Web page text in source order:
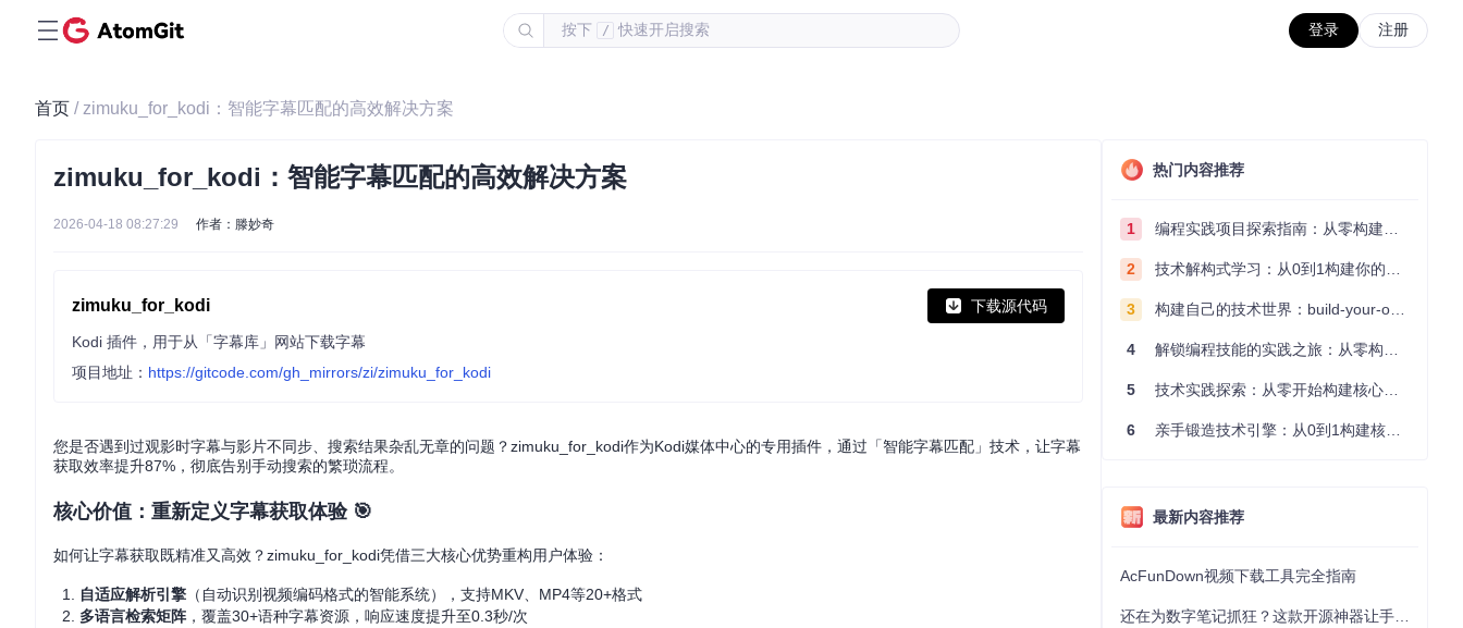
按下 / 快速开启搜索 登录 注册
首页 / zimuku_for_kodi：智能字幕匹配的高效解决方案
zimuku_for_kodi：智能字幕匹配的高效解决方案
2026-04-18 08:27:29 作者：滕妙奇
zimuku_for_kodi 下载源代码
Kodi 插件，用于从「字幕库」网站下载字幕
项目地址： https://gitcode.com/gh_mirrors/zi/zimuku_for_kodi
您是否遇到过观影时字幕与影片不同步、搜索结果杂乱无章的问题？zimuku_for_kodi作为Kodi媒体中心的专用插件，通过「智能字幕匹配」技术，让字幕
获取效率提升87%，彻底告别手动搜索的繁琐流程。
核心价值：重新定义字幕获取体验 🎯
如何让字幕获取既精准又高效？zimuku_for_kodi凭借三大核心优势重构用户体验：
自适应解析引擎 （自动识别视频编码格式的智能系统），支持MKV、MP4等20+格式
多语言检索矩阵 ，覆盖30+语种字幕资源，响应速度提升至0.3秒/次
热门内容推荐
1 编程实践项目探索指南：从零构建技术能力体系
2 技术解构式学习：从0到1构建你的编程知识体系
3 构建自己的技术世界：build-your-own-x项目的实践探索指南
4 解锁编程技能的实践之旅：从零构建你的技术世界
5 技术实践探索：从零开始构建核心系统的实践指南
6 亲手锻造技术引擎：从0到1构建核心系统的实践指南
最新内容推荐
AcFunDown视频下载工具完全指南